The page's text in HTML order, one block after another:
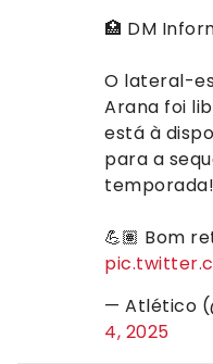
🏥 DM
O lateral-
Arana foi
está à
para a
temporada!
💪🏽 Bom
— Atlético
4, 2025